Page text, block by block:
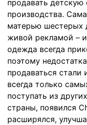
продавать
производства.
матерью шестерых
живой рекламой –
одежда всегда
поэтому
продаваться стали
всегда только
поступать из
страны, появился
расширялся,